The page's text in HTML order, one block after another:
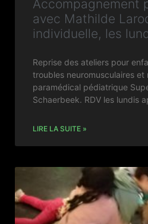
Accompagnement
avec Mathilde
individuelle, les
Reprise des ateliers pour
troubles neuromusculaires
paramédical pédiatrique
Schaerbeek. RDV les lundis
LIRE LA SUITE »